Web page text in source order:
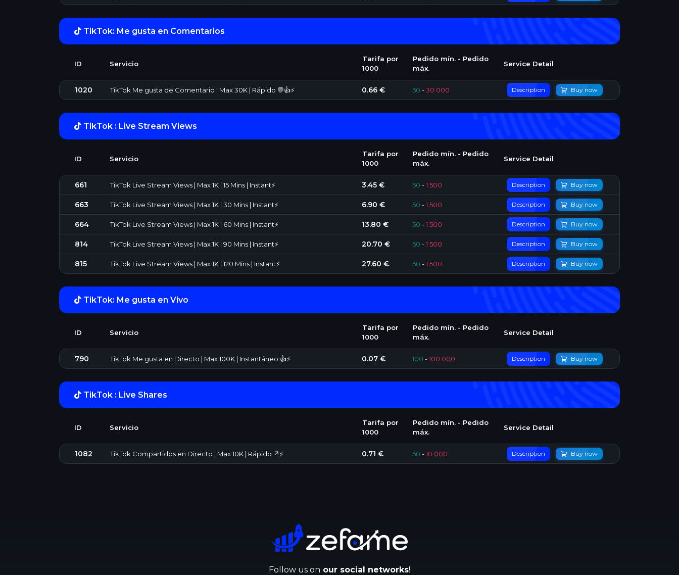
TikTok: Me gusta en Comentarios
ID Servicio
Tarifa por
1000
Pedido mín. - Pedido
máx.
Service Detail
1020 TikTok Me gusta de Comentario | Max 30K | Rápido 💬👍⚡ 0.66 € 50 -30 000 Description Buy now
TikTok : Live Stream Views
ID Servicio
Tarifa por
1000
Pedido mín. - Pedido
máx.
Service Detail
661 TikTok Live Stream Views | Max 1K | 15 Mins | Instant⚡️ 3.45 € 50 -1 500 Description Buy now
663 TikTok Live Stream Views | Max 1K | 30 Mins | Instant⚡️ 6.90 € 50 -1 500 Description Buy now
664 TikTok Live Stream Views | Max 1K | 60 Mins | Instant⚡️ 13.80 € 50 -1 500 Description Buy now
814 TikTok Live Stream Views | Max 1K | 90 Mins | Instant⚡️ 20.70 € 50 -1 500 Description Buy now
815 TikTok Live Stream Views | Max 1K | 120 Mins | Instant⚡️ 27.60 € 50 -1 500 Description Buy now
TikTok: Me gusta en Vivo
ID Servicio
Tarifa por
1000
Pedido mín. - Pedido
máx.
Service Detail
790 TikTok Me gusta en Directo | Max 100K | Instantáneo 👍⚡ 0.07 € 100 -100 000 Description Buy now
TikTok : Live Shares
ID Servicio
Tarifa por
1000
Pedido mín. - Pedido
máx.
Service Detail
1082 TikTok Compartidos en Directo | Max 10K | Rápido ↗️⚡ 0.71 € 50 -10 000 Description Buy now
Follow us on our social networks!